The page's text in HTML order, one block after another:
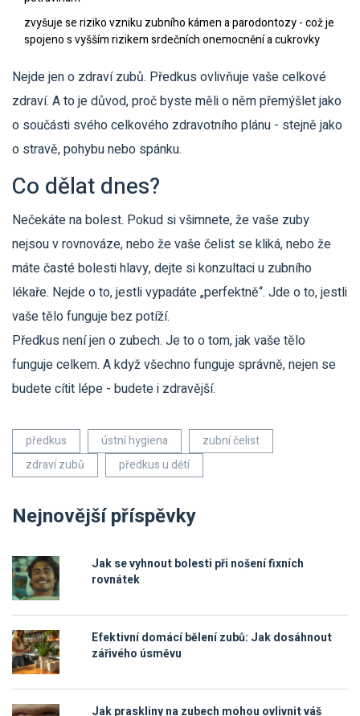
zvyšuje se riziko vzniku zubního kámen a parodontozy - což je
spojeno s vyšším rizikem srdečních onemocnění a cukrovky
Nejde jen o zdraví zubů. Předkus ovlivňuje vaše celkové
zdraví. A to je důvod, proč byste měli o něm přemýšlet jako
o součásti svého celkového zdravotního plánu - stejně jako
o stravě, pohybu nebo spánku.
Co dělat dnes?
Nečekáte na bolest. Pokud si všimnete, že vaše zuby
nejsou v rovnováze, nebo že vaše čelist se kliká, nebo že
máte časté bolesti hlavy, dejte si konzultaci u zubního
lékaře. Nejde o to, jestli vypadáte „perfektně“. Jde o to, jestli
vaše tělo funguje bez potíží.
Předkus není jen o zubech. Je to o tom, jak vaše tělo
funguje celkem. A když všechno funguje správně, nejen se
budete cítit lépe - budete i zdravější.
předkus ústní hygiena
zubní čelist
zdraví zubů
předkus u dětí
Nejnovější příspěvky
Jak se vyhnout bolesti při nošení fixních
rovnátek
Efektivní domácí bělení zubů: Jak dosáhnout
zářivého úsměvu
Jak praskliny na zubech mohou ovlivnit váš